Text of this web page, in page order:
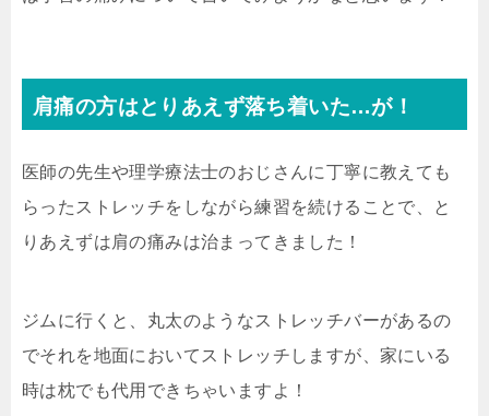
肩痛の方はとりあえず落ち着いた…が！
医師の先生や理学療法士のおじさんに丁寧に教えても
らったストレッチをしながら練習を続けることで、と
りあえずは肩の痛みは治まってきました！
ジムに行くと、丸太のようなストレッチバーがあるの
でそれを地面においてストレッチしますが、家にいる
時は枕でも代用できちゃいますよ！